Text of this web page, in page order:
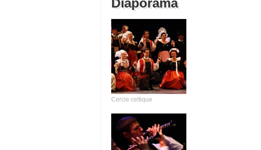
Diaporama
Cercle celtique